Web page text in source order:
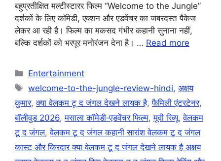
बहुप्रतीक्षित मल्टीस्टारर फिल्म “Welcome to the Jungle”
दर्शकों के लिए कॉमेडी, एक्शन और एडवेंचर का जबरदस्त पैकेज
लेकर आ रही है। फिल्म का मकसद गंभीर कहानी सुनाना नहीं,
बल्कि दर्शकों को भरपूर मनोरंजन देना है। … Read more
Categories
Entertainment
Tags
welcome-to-the-jungle-review-hindi,अक्षय
कुमार,क्या वेलकम टू द जंगल देखने लायक है,फैमिली एंटरटेनर,
बॉलीवुड 2026,मसाला कॉमेडी‑एडवेंचर फिल्म,मूवी रिव्यू,वेलकम
टू द जंगल,वेलकम टू द जंगल कहानी सारांश वेलकम टू द जंगल
कास्ट और किरदार क्या वेलकम टू द जंगल देखने लायक है अक्षय